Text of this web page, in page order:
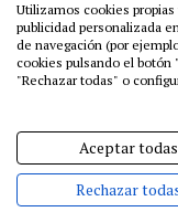
Utilizamos cookies
publicidad personalizada
de navegación (por
cookies pulsando el botón
"Rechazar todas" o
Aceptar todas
Rechazar